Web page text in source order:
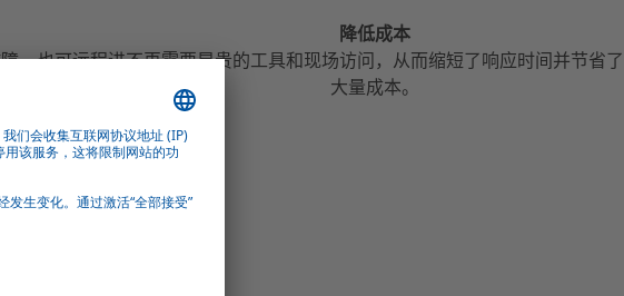
，也可远程进
降低成本
不再需要昂贵的工具和现场访问，从而缩短了响应时间并节省了
大量成本。